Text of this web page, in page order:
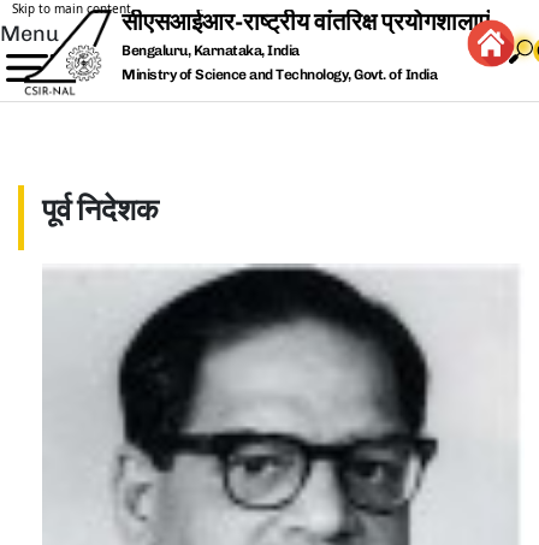
Skip to main content
Menu
Bengaluru, Karnataka, India
Ministry of Science and Technology, Govt. of India
पूर्व निदेशक